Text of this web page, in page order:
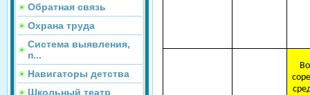
Обратная связь
Охрана труда
Система выявления,
п...
Навигаторы детства
Школьный театр